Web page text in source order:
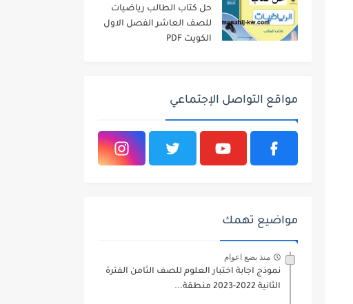
حل كتاب الطالب رياضيات
للصف العاشر الفصل الاول
الكويت PDF
مواقع التواصل الإجتماعي
مواضيع تهمك
منذ بضع اعوام
نموذج اجابة اختبار العلوم للصف الثامن الفترة
الثانية 2022-2023 منطقة...